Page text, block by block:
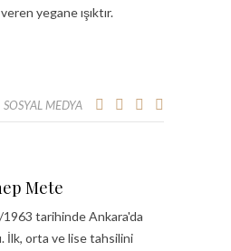
yegane ışıktır.
SOSYAL MEDYA
Mete
tarihinde Ankara'da
İlk, orta ve lise tahsilini